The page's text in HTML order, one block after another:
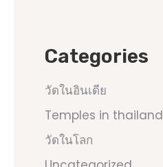
Categories
วัดในอินเดีย
Temples in thailand
วัดในโลก